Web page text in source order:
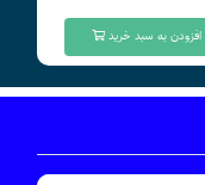
افزودن به سبد خرید